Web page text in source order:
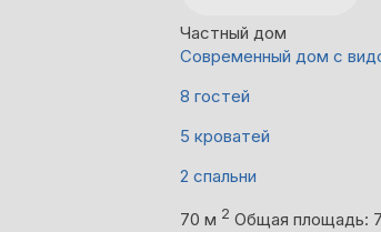
Частный дом
Современный дом с
8 гостей
5 кроватей
2 спальни
70 м 2 Общая площадь: